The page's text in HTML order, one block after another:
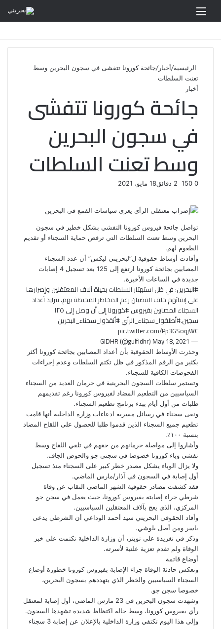
الرئيسية/أخبار/جائحة كورونا تتفشى في سجون البحرين وسط
تعنت السلطات
أخبار
جائحة كورونا تتفشى
في سجون البحرين
وسط تعنت السلطات
18 مايو، 2021 0
ي
س
و
ك
و
ي
ي
ن
ك
ن
u
l
r
ن
س
ت
e
d
ت
س
تواصل جائحة فيروس كورونا التفشي بشكل خطير في سجون
البحرين وسط تعنت السلطات التي ترفض حماية السجناء أو تقديم
الطعوم لهم.
وأفادت أوساط حقوقية ل”لبحريني ليكس” أن عدد السجناء
المصابين بجائحة كورونا ارتفع إلى 125 بعد تسجيل 4 إصابات
جديدة في الساعات الأخيرة.
#البحرين: في ظل استهتار السلطات بحياة آلاف المعتقلين وإصرارها
على إبقائهم خلف القضبان رغم المخاطر المحيطة بهم، تتزايد أعداد
السجناء المصابين بفيروس#كورونا
إلى أن وصل إلى ١٢٥
سجين.#أطلقوا_سجناء_الرأي#أنقذوا_سجناء_البحرين
pic.twitter.com/Pp3GSoqjWC
— GIDHR (@gulfidhr)
May 18, 2021
وحذرت الأوساط الحقوقية بأن أعداد المصابين بجائحة كورونا أكثر
بكثير من الرقم المذكور في ظل تكتم السلطات وعدم إجراءات
الفحوصات الكافية للسجناء.
وتستمر سلطات السجون البحرينية في حرمان العديد من السجناء
السياسيين من التطعيم المضاد لفيروس كورونا رغم تقديمهم
طلبات من أول أيام ببدء برنامج تطعيم السجناء.
ونفى سجناء في رسائل مسربة ادعاءات وزارة الداخلية أنها قامت
تطعيم جميع السجناء الذين قدموا طلبا للحصول على اللقاح المضاد
بنسبة ١٠٠٪.
وأشاروا إلى مواصلة حرمانهم من حقهم في تلقي اللقاح وسط
تفشي وباء كورونا خصوصا في سجني جو والحوض الجاف.
ولا يزال الوباء يشكل مصدر خطر كبير على السجناء منذ تسجيل
أول إصابة في السجون في آذار/مارس الماضي.
فقد كشفت مصادر حقوقية الشهر الماضي النقاب عن وفاة
شرطي جراء إصابته بفيروس كورونا، حيث يعمل في سجن جو
المركزي، الذي يعج بآلاف المعتقلين السياسيين.
وأفاد الحقوقي البحريني سيد أحمد الوداعي أن الشرطي يدعى
ياسر ومن أصل بلوشي.
وذكر في تغريدة على تويتر، أن وزارة الداخلية تكتمت على خبر
الوفاة ولم تقدم تعزية علنية لأسرته.
أوضاع قاتمة
وتعكس حادثة الوفاة جراء الإصابة بفيروس كورونا خطورة أوضاع
السجناء السياسيين والخطر الذي يتهددهم بسجون البحرين،
خصوصا سجن جو.
وشهدت سجون البحرين في 23 مارس الماضي، أول إصابة لمعتقل
رأي بفيروس كورونا، وسط حالة اكتظاظ شديدة تشهدها السجون.
وإلى هذا اليوم تكتفي وزارة الداخلية بالإعلان عن إصابة 3 سجناء